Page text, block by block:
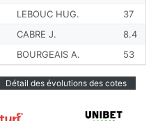
LEBOUC HUG. 37
CABRE J. 8.4
BOURGEAIS A. 53
Détail des évolutions des cotes